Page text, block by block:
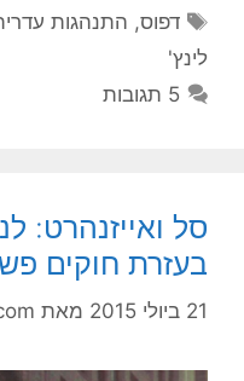
תגיות
דפוס, התנהגות
לינץ'
5 תגובות
סל ואייזנהרט:
בעזרת חוקים
21 ביולי 2015 מאת